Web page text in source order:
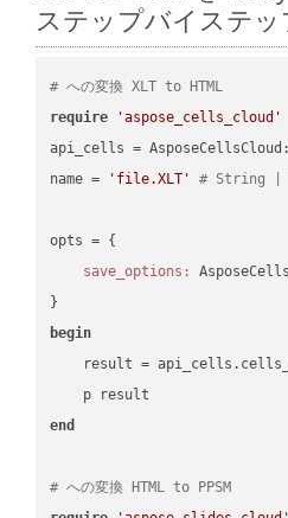
ステップバイステ
# への変換 XLT to HTML
require
'aspose_cells_cloud'
api_cells =
name =
'file.XLT' # String |
opts = {
save_options:
begin
result =
end
# への変換 HTML to PPSM